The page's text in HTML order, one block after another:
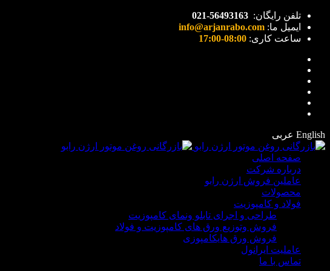
تلفن رایگان: 56493163
-021
ایمیل ما: info@arjanrabo.com
ساعت کاری: 08:00-17:00
English عربی
صفحه اصلی
درباره شرکت
عاملین فروش ارژن رابو
محصولات
فولاد و کامپوزیت
طراحی و اجرای تابلو ونمای کامپوزیت
فروش وتوزیع ورق های کامپوزیت و فولاد
فروش ورق هایکامپوزی
عاملیت ایرانول
تماس با ما